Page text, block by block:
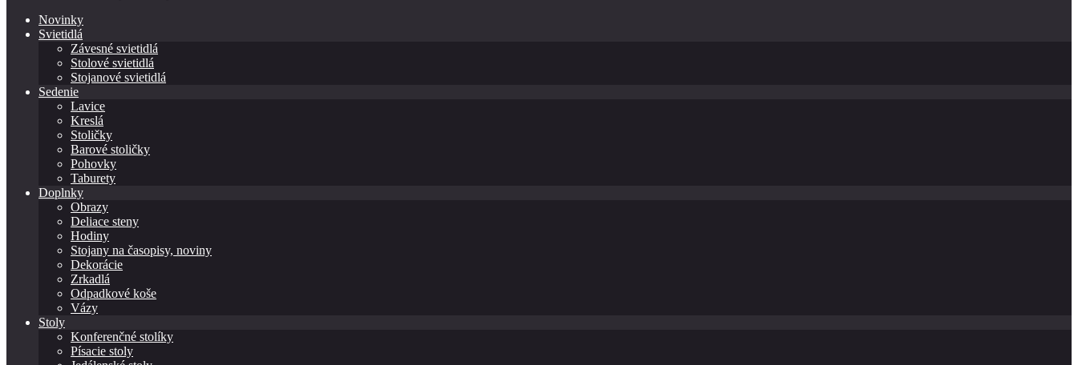
Novinky
Svietidlá
Závesné svietidlá
Stolové svietidlá
Stojanové svietidlá
Sedenie
Lavice
Kreslá
Stoličky
Barové stoličky
Pohovky
Taburety
Doplnky
Obrazy
Deliace steny
Hodiny
Stojany na časopisy, noviny
Dekorácie
Zrkadlá
Odpadkové koše
Vázy
Stoly
Konferenčné stolíky
Písacie stoly